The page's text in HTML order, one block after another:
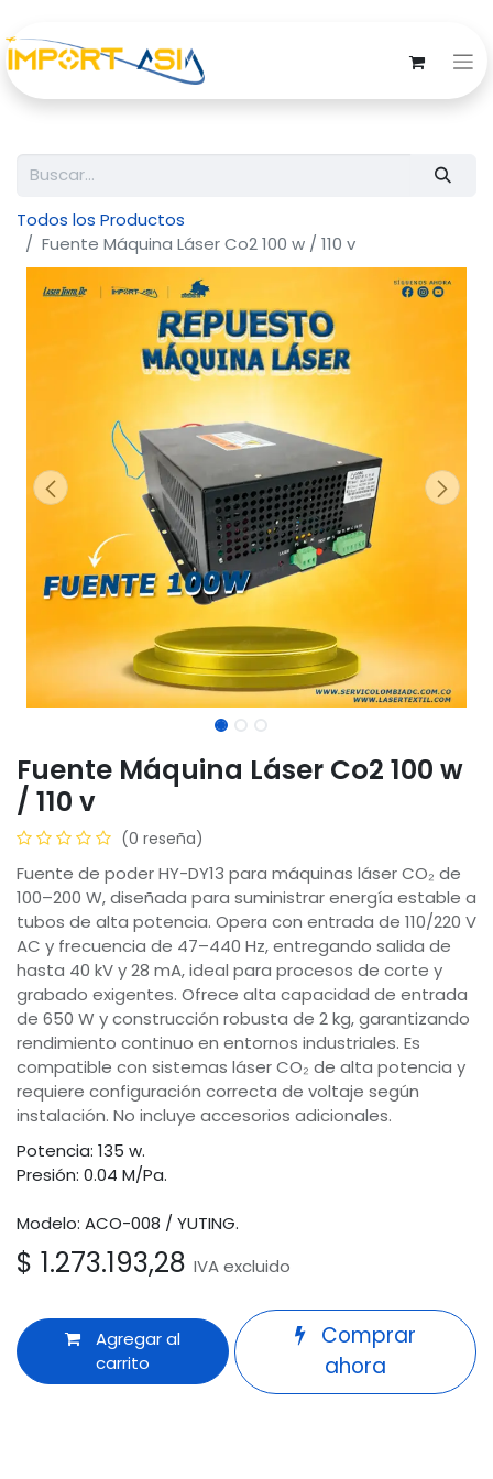
Todos los Productos
Fuente Máquina Láser Co2 100 w / 110 v
Fuente Máquina Láser Co2 100 w
/ 110 v
(0 reseña)
Fuente de poder HY-DY13 para máquinas láser CO₂ de
100–200 W, diseñada para suministrar energía estable a
tubos de alta potencia. Opera con entrada de 110/220 V
AC y frecuencia de 47–440 Hz, entregando salida de
hasta 40 kV y 28 mA, ideal para procesos de corte y
grabado exigentes. Ofrece alta capacidad de entrada
de 650 W y construcción robusta de 2 kg, garantizando
rendimiento continuo en entornos industriales. Es
compatible con sistemas láser CO₂ de alta potencia y
requiere configuración correcta de voltaje según
instalación. No incluye accesorios adicionales.
Potencia: 135 w.
Presión: 0.04 M/Pa.
Modelo: ACO-008 / YUTING.
$ 1.273.193,28 IVA excluido
Agregar al
carrito
Comprar
ahora